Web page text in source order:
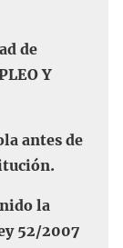
de
Y
antes de
la
52/2007